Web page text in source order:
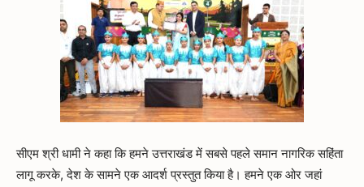
सीएम श्री धामी ने कहा कि हमने उत्तराखंड में सबसे पहले समान नागरिक सहिंता
लागू करके, देश के सामने एक आदर्श प्रस्तुत किया है। हमने एक ओर जहां